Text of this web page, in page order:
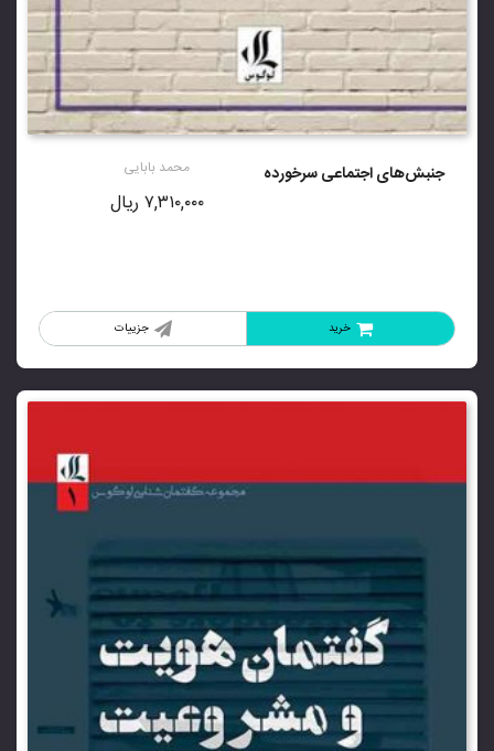
جنبش‌های اجتماعی سرخورده محمد بابایی
۷,۳۱۰,۰۰۰ ریال
جزییات خرید